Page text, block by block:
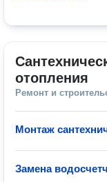
отопления
Ремонт и
Монтаж
Замена